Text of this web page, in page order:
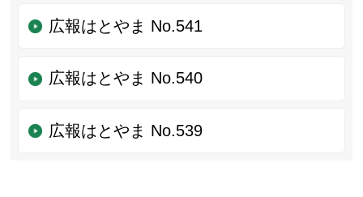
広報はとやま No.541
広報はとやま No.540
広報はとやま No.539